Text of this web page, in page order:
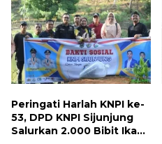
Peringati Harlah KNPI ke-
53, DPD KNPI Sijunjung
Salurkan 2.000 Bibit Ikan